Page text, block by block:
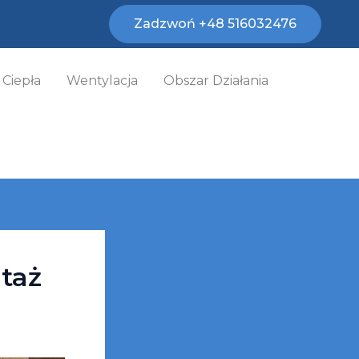
Zadzwoń +48 516032476
Wentylacja Obszar Działania